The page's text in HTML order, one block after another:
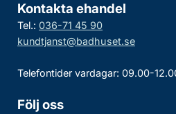
Kontakta ehandel
Tel.: 036-71 45 90
kundtjanst@badhuset.se
Telefontider vardagar: 09.00-
Följ oss